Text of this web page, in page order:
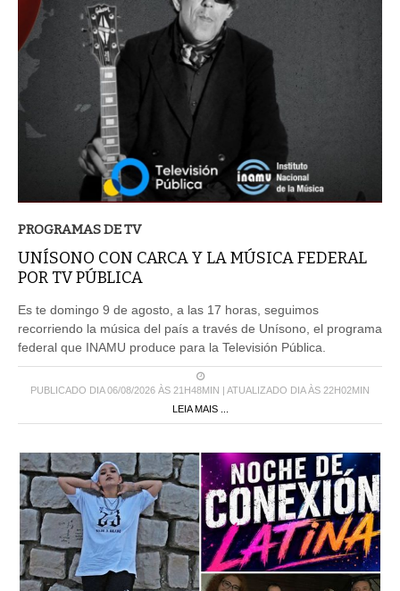
UNÍSONO CON CARCA Y LA MÚSICA FEDERAL
POR TV PÚBLICA
recorriendo la música del país a través de Unísono, el programa
federal que INAMU produce para la Televisión Pública.
PUBLICADO DIA 06/08/2026 ÀS 21H48MIN | ATUALIZADO DIA ÀS 22H02MIN
LEIA MAIS ...